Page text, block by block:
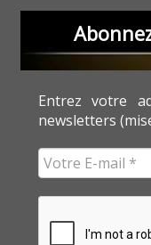
Entrez votre
newsletters